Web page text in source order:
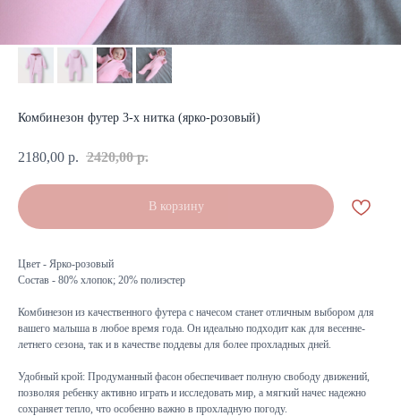
Комбинезон футер 3-х нитка (ярко-розовый)
2180,00 р. 2420,00 р.
В корзину
Цвет - Ярко-розовый
Состав - 80% хлопок; 20% полиэстер
Комбинезон из качественного футера с начесом станет отличным выбором для
вашего малыша в любое время года. Он идеально подходит как для весенне-
летнего сезона, так и в качестве поддевы для более прохладных дней.
Удобный крой: Продуманный фасон обеспечивает полную свободу движений,
позволяя ребенку активно играть и исследовать мир, а мягкий начес надежно
сохраняет тепло, что особенно важно в прохладную погоду.